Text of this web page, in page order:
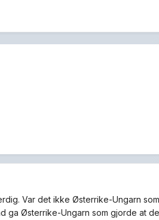
Var det ikke Østerrike-Ungarn
ga Østerrike-Ungarn som gjorde at